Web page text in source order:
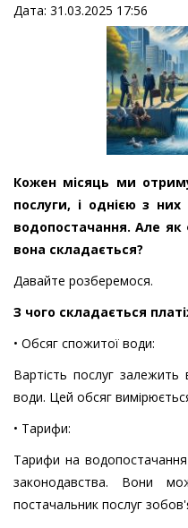
Дата: 31.03.2025 17:56
Кожен місяць ми
послуги, і однією з
водопостачання. Але як
вона складається?
Давайте розберемося.
З чого складається
• Обсяг спожитої води:
Вартість послуг залежить
води. Цей обсяг
• Тарифи:
Тарифи на
законодавства. Вони
постачальник послуг